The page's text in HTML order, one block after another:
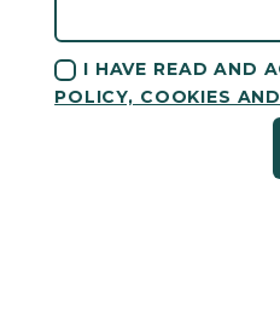
I HAVE READ AND
POLICY, COOKIES